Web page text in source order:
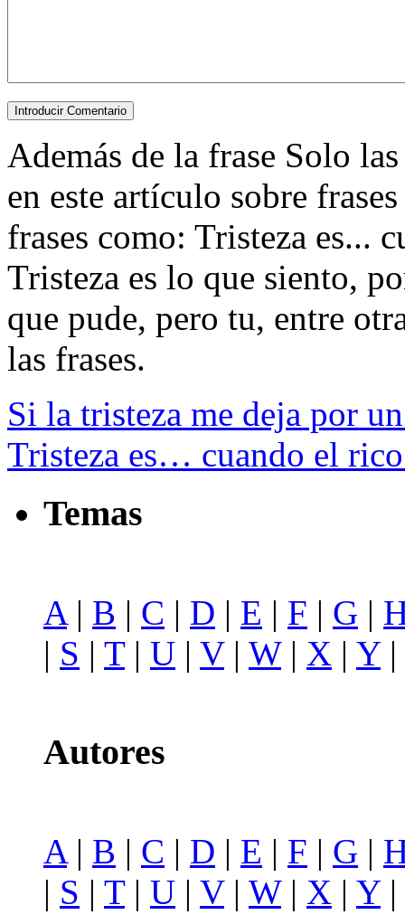
Además de la frase Solo
en este artículo sobre
frases como: Tristeza es...
Tristeza es lo que siento,
que pude, pero tu, entre
las frases.
Si la tristeza me deja por
Tristeza es… cuando el
Temas
A | B | C | D | E | F | G |
| S | T| U | V| W| X | Y|
Autores
A| B | C | D | E | F | G |
| S | T| U | V| W| X | Y|